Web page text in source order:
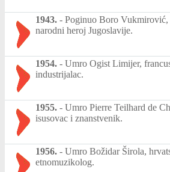
1943. - Poginuo Boro Vukmirović,
narodni heroj Jugoslavije.
1954. - Umro Ogist Limijer,
industrijalac.
1955. - Umro Pierre Teilhard de
isusovac i znanstvenik.
1956. - Umro Božidar Širola,
etnomuzikolog.